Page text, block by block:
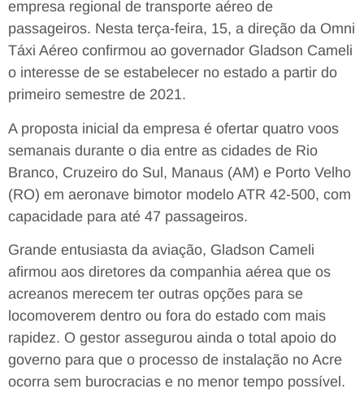
empresa regional de transporte aéreo de
passageiros. Nesta terça-feira, 15, a direção da Omni
Táxi Aéreo confirmou ao governador Gladson Cameli
o interesse de se estabelecer no estado a partir do
primeiro semestre de 2021.
A proposta inicial da empresa é ofertar quatro voos
semanais durante o dia entre as cidades de Rio
Branco, Cruzeiro do Sul, Manaus (AM) e Porto Velho
(RO) em aeronave bimotor modelo ATR 42-500, com
capacidade para até 47 passageiros.
Grande entusiasta da aviação, Gladson Cameli
afirmou aos diretores da companhia aérea que os
acreanos merecem ter outras opções para se
locomoverem dentro ou fora do estado com mais
rapidez. O gestor assegurou ainda o total apoio do
governo para que o processo de instalação no Acre
ocorra sem burocracias e no menor tempo possível.